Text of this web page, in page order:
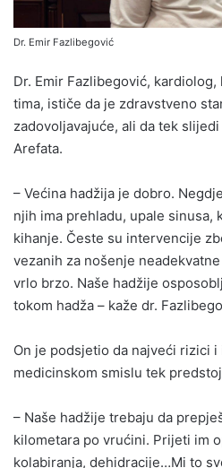
Dr. Emir Fazlibegović
Dr. Emir Fazlibegović,
tima, ističe da je zdravstveno
zadovoljavajuće, ali da tek
Arefata.
– Većina hadžija je dobro.
njih ima prehladu, upale sinusa,
kihanje. Česte su intervencije
vezanih za nošenje
vrlo brzo. Naše hadžije
tokom hadža – kaže dr.
On je podsjetio da najveći rizici i
medicinskom smislu tek
– Naše hadžije trebaju da
kilometara po vrućini. Prijeti im
kolabiranja, dehidracije…Mi to